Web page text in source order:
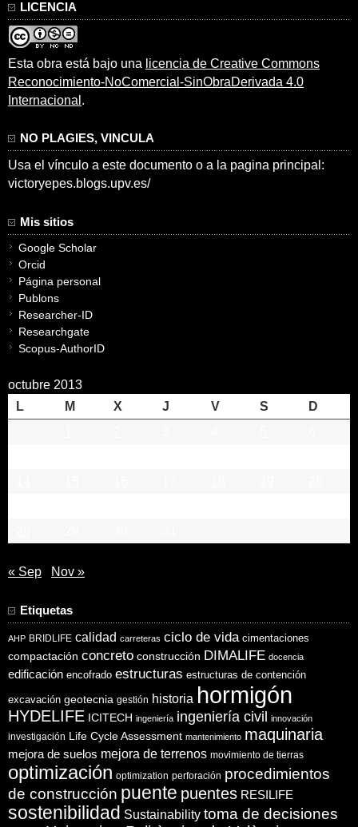
LICENCIA
Esta obra está bajo una licencia de Creative Commons
Reconocimiento-NoComercial-SinObraDerivada 4.0
Internacional .
NO PLAGIES, VINCULA
Usa el vínculo a este documento o a la pagina principal:
victoryepes.blogs.upv.es/
Mis sitios
Google Scholar
Orcid
Página personal
Publons
Researcher-ID
Researchgate
Scopus-AuthorID
octubre 2013
L
M X J V S
D
« Sep Nov »
Etiquetas
AHP BRIDLIFE calidad carreteras ciclo de vida cimentaciones
compactación concreto construcción DIMALIFE docencia
edificación encofrado estructuras estructuras de contención
excavación geotecnia gestión historia hormigón
HYDELIFE ICITECH ingeniería ingeniería civil innovación
investigación Life Cycle Assessment mantenimiento maquinaria
mejora de suelos mejora de terrenos movimiento de tierras
optimización optimization perforación procedimientos
de construcción puente puentes RESILIFE
sostenibilidad Sustainability toma de decisiones